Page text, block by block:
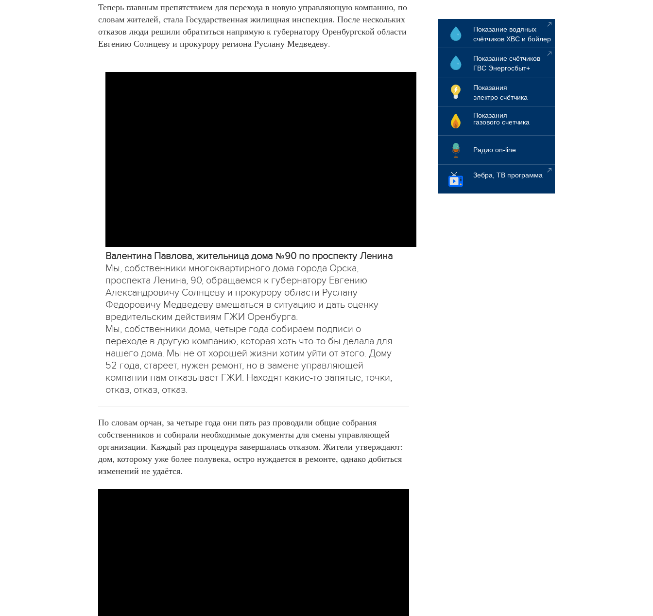
Показание водяных
счётчиков ХВС и бойлер
Показание счётчиков
ГВС Энергосбыт+
Показания
электро счётчика
Показания
газового счетчика
Радио on-line
Зебра, ТВ программа
Теперь главным препятствием для перехода в новую управляющую компанию, по
словам жителей, стала Государственная жилищная инспекция. После нескольких
отказов люди решили обратиться напрямую к губернатору Оренбургской области
Евгению Солнцеву и прокурору региона Руслану Медведеву.
Валентина Павлова, жительница дома №90 по проспекту Ленина
Мы, собственники многоквартирного дома города Орска,
проспекта Ленина, 90, обращаемся к губернатору Евгению
Александровичу Солнцеву и прокурору области Руслану
Фёдоровичу Медведеву вмешаться в ситуацию и дать оценку
вредительским действиям ГЖИ Оренбурга.
Мы, собственники дома, четыре года собираем подписи о
переходе в другую компанию, которая хоть что-то бы делала для
нашего дома. Мы не от хорошей жизни хотим уйти от этого. Дому
52 года, стареет, нужен ремонт, но в замене управляющей
компании нам отказывает ГЖИ. Находят какие-то запятые, точки,
отказ, отказ, отказ.
По словам орчан, за четыре года они пять раз проводили общие собрания
собственников и собирали необходимые документы для смены управляющей
организации. Каждый раз процедура завершалась отказом. Жители утверждают:
дом, которому уже более полувека, остро нуждается в ремонте, однако добиться
изменений не удаётся.